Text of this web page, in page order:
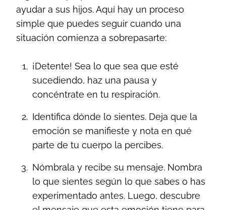
ayudar a sus hijos. Aquí hay un proceso
simple que puedes seguir cuando una
situación comienza a sobrepasarte:
¡Detente! Sea lo que sea que esté
sucediendo, haz una pausa y
concéntrate en tu respiración.
Identifica dónde lo sientes. Deja que la
emoción se manifieste y nota en qué
parte de tu cuerpo la percibes.
Nómbrala y recibe su mensaje. Nombra
lo que sientes según lo que sabes o has
experimentado antes. Luego, descubre